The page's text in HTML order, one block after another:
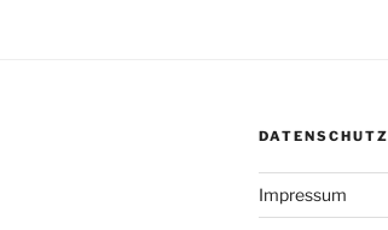
DATENSCHUTZ
Impressum